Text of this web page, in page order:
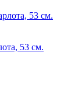
53 см.